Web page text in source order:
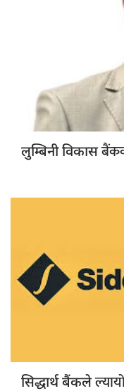
लुम्बिनी विकास
सिद्धार्थ बैंकले